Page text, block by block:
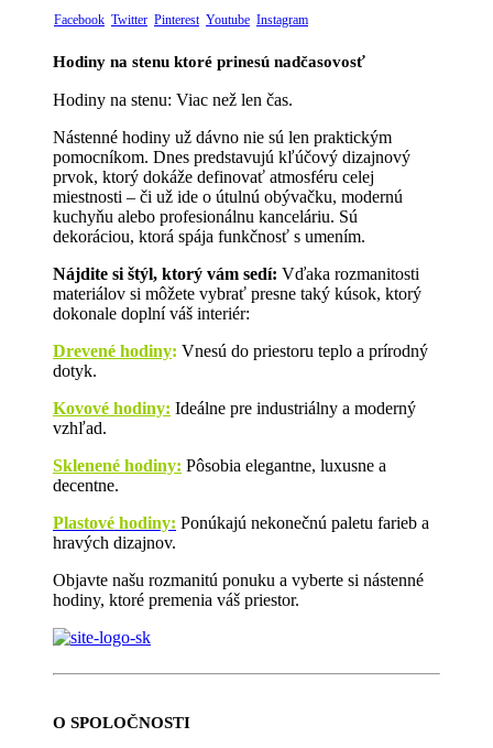
Facebook Twitter Pinterest Youtube Instagram
Hodiny na stenu ktoré prinesú nadčasovosť
Hodiny na stenu: Viac než len čas.
Nástenné hodiny už dávno nie sú len praktickým
pomocníkom. Dnes predstavujú kľúčový dizajnový
prvok, ktorý dokáže definovať atmosféru celej
miestnosti – či už ide o útulnú obývačku, modernú
kuchyňu alebo profesionálnu kanceláriu. Sú
dekoráciou, ktorá spája funkčnosť s umením.
Nájdite si štýl, ktorý vám sedí: Vďaka rozmanitosti
materiálov si môžete vybrať presne taký kúsok, ktorý
dokonale doplní váš interiér:
Drevené hodiny: Vnesú do priestoru teplo a prírodný
dotyk.
Kovové hodiny: Ideálne pre industriálny a moderný
vzhľad.
Sklenené hodiny: Pôsobia elegantne, luxusne a
decentne.
Plastové hodiny: Ponúkajú nekonečnú paletu farieb a
hravých dizajnov.
Objavte našu rozmanitú ponuku a vyberte si nástenné
hodiny, ktoré premenia váš priestor.
O SPOLOČNOSTI